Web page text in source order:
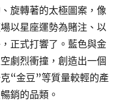
旋轉著的太極圖案，像
以星座運勢為賭注、以
正式打響了。藍色與金
劇烈衝撞，創造出一個
“金豆”等質量較輕的產
銷的品類。